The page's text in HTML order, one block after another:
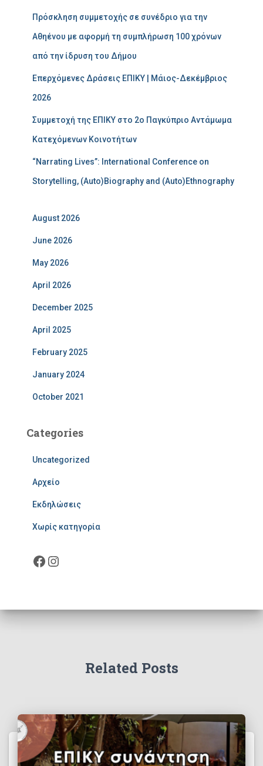
Πρόσκληση συμμετοχής σε συνέδριο για την
Αθηένου με αφορμή τη συμπλήρωση 100 χρόνων
από την ίδρυση του Δήμου
Επερχόμενες Δράσεις ΕΠΙΚΥ | Μάιος-Δεκέμβριος
2026
Συμμετοχή της ΕΠΙΚΥ στο 2ο Παγκύπριο Αντάμωμα
Κατεχόμενων Κοινοτήτων
“Narrating Lives”: International Conference on
Storytelling, (Auto)Biography and (Auto)Ethnography
August 2026
June 2026
May 2026
April 2026
December 2025
April 2025
February 2025
January 2024
October 2021
Categories
Uncategorized
Αρχείο
Εκδηλώσεις
Χωρίς κατηγορία
Facebook Instagram
Related Posts